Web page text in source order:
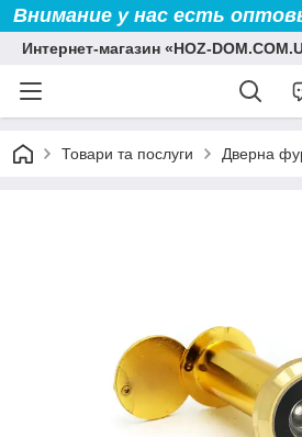
Внимание у нас есть
Интернет-магазин «HOZ-
Товари та послуги Дверна